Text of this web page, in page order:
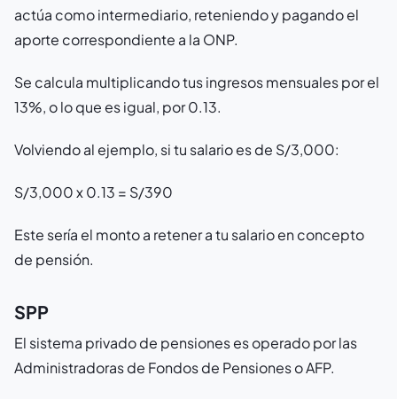
actúa como intermediario, reteniendo y pagando el
aporte correspondiente a la ONP.
Se calcula multiplicando tus ingresos mensuales por el
13%, o lo que es igual, por 0.13.
Volviendo al ejemplo, si tu salario es de S/3,000:
S/3,000 x 0.13 = S/390
Este sería el monto a retener a tu salario en concepto
de pensión.
SPP
El sistema privado de pensiones es operado por las
Administradoras de Fondos de Pensiones o AFP.